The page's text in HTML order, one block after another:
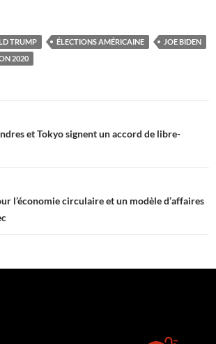
TRUMP ÉLECTIONS AMÉRICAINE
JOE BIDEN
2020
et Tokyo signent un accord de libre-
l’économie circulaire et un modèle d’affaires